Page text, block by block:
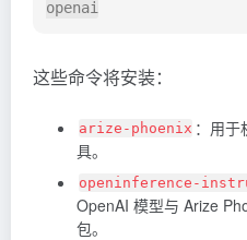
这些命令将安装：
arize-phoenix ：用于
具。
openinference-
OpenAI 模型与 Arize
包。